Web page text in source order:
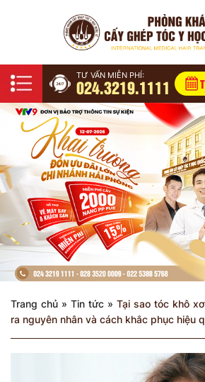
TƯ VẤN MIỄN PHÍ:
024.3219.1111
Trang chủ » Tin tức » Tại sao tóc khô
ra nguyên nhân và cách khắc phục hiệu